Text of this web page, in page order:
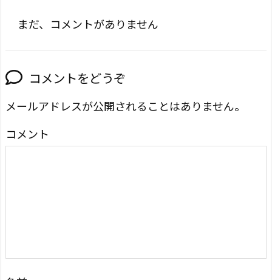
まだ、コメントがありません
コメントをどうぞ
メールアドレスが公開されることはありません。
コメント